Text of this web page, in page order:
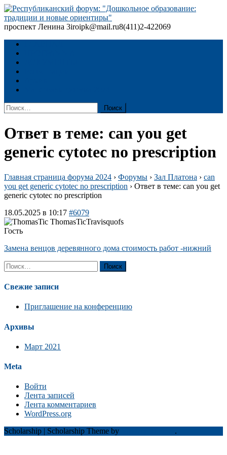
Skip
to
content
и новые ориентиры"
проспект Ленина 3iroipk@mail.ru8(411)2-422069
Найти:
Ответ в теме: can you get
generic cytotec no prescription
Главная страница форума 2024 › Форумы › Зал Платона › can
you get generic cytotec no prescription › Ответ в теме: can you get
generic cytotec no prescription
18.05.2025 в 10:17 #6079
Travisquofs
Гость
Замена венцов деревянного дома стоимость работ -нижний
Найти:
Свежие записи
Приглашение на конференцию
Архивы
Март 2021
Meta
Войти
Лента записей
Лента комментариев
WordPress.org
Scholarship
Scholarship Theme by .